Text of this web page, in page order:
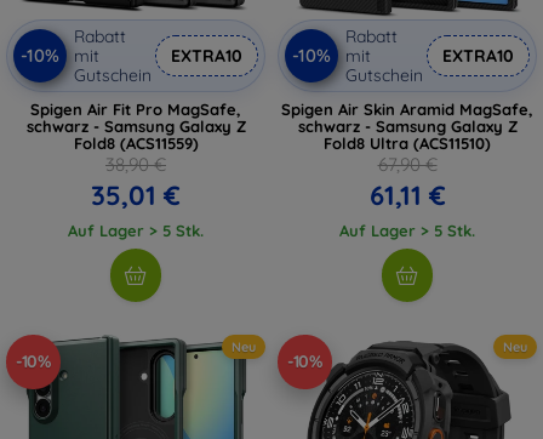
-10%
Rabatt
mit
Gutschein
EXTRA10
Spigen Air Fit Pro MagSafe,
schwarz - Samsung Galaxy Z
Fold8 (ACS11559)
38,90 €
35,01 €
Auf Lager > 5 Stk.
-10%
Rabatt
mit
Gutschein
EXTRA10
Spigen Air Skin Aramid MagSafe,
schwarz - Samsung Galaxy Z
Fold8 Ultra (ACS11510)
67,90 €
61,11 €
Auf Lager > 5 Stk.
-10%
Neu
-10%
Neu